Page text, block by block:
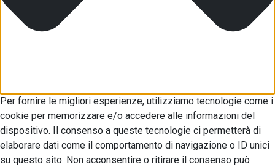
Per fornire le migliori esperienze, utilizziamo tecnologie come i
cookie per memorizzare e/o accedere alle informazioni del
dispositivo. Il consenso a queste tecnologie ci permetterà di
elaborare dati come il comportamento di navigazione o ID unici
su questo sito. Non acconsentire o ritirare il consenso può